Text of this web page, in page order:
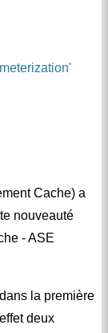
Cache) a
nouveauté
- ASE
la première
deux